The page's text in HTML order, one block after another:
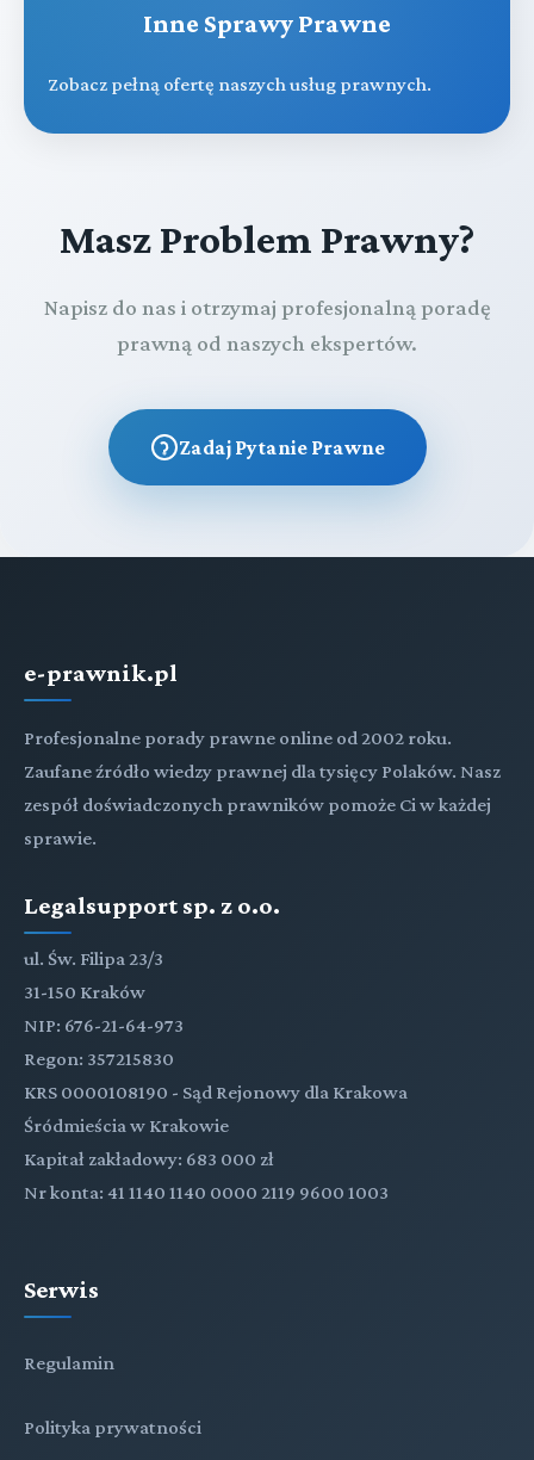
Inne Sprawy Prawne
Zobacz pełną ofertę naszych usług prawnych.
Masz Problem Prawny?
Napisz do nas i otrzymaj profesjonalną poradę
prawną od naszych ekspertów.
Zadaj Pytanie Prawne
e-prawnik.pl
Profesjonalne porady prawne online od 2002 roku.
Zaufane źródło wiedzy prawnej dla tysięcy Polaków. Nasz
zespół doświadczonych prawników pomoże Ci w każdej
sprawie.
Legalsupport sp. z o.o.
ul. Św. Filipa 23/3
31-150 Kraków
NIP: 676-21-64-973
Regon: 357215830
KRS 0000108190 - Sąd Rejonowy dla Krakowa
Śródmieścia w Krakowie
Kapitał zakładowy: 683 000 zł
Nr konta: 41 1140 1140 0000 2119 9600 1003
Serwis
Regulamin
Polityka prywatności